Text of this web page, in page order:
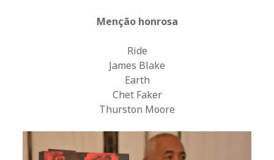
Menção honrosa
Ride
James Blake
Earth
Chet Faker
Thurston Moore